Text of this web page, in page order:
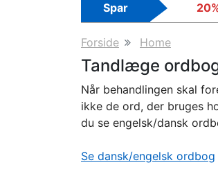
Spar
Forside Home
Tandlæge
Når behandlingen skal
ikke de ord, der bruges
du se engelsk/dansk
Se dansk/engelsk ordbog